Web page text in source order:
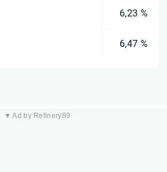
6,23 %
6,47 %
▼ Ad by Refinery89